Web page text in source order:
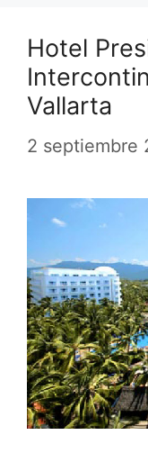
Hotel
Vallarta
2 septiembre